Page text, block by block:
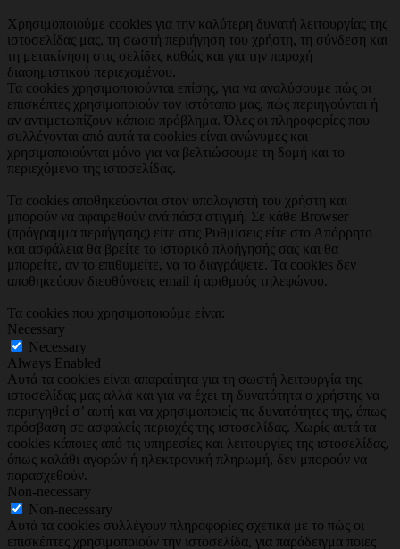
Χρησιμοποιούμε cookies για την καλύτερη δυνατή λειτουργίας της
ιστοσελίδας μας, τη σωστή περιήγηση του χρήστη, τη σύνδεση και
τη μετακίνηση στις σελίδες καθώς και για την παροχή
διαφημιστικού περιεχομένου.
Τα cookies χρησιμοποιούνται επίσης, για να αναλύσουμε πώς οι
επισκέπτες χρησιμοποιούν τον ιστότοπο μας, πώς περιηγούνται ή
αν αντιμετωπίζουν κάποιο πρόβλημα. Όλες οι πληροφορίες που
συλλέγονται από αυτά τα cookies είναι ανώνυμες και
χρησιμοποιούνται μόνο για να βελτιώσουμε τη δομή και το
περιεχόμενο της ιστοσελίδας.
Τα cookies αποθηκεύονται στον υπολογιστή του χρήστη και
μπορούν να αφαιρεθούν ανά πάσα στιγμή. Σε κάθε Browser
(πρόγραμμα περιήγησης) είτε στις Ρυθμίσεις είτε στο Απόρρητο
και ασφάλεια θα βρείτε το ιστορικό πλοήγησής σας και θα
μπορείτε, αν το επιθυμείτε, να το διαγράψετε. Τα cookies δεν
αποθηκεύουν διευθύνσεις email ή αριθμούς τηλεφώνου.
Τα cookies που χρησιμοποιούμε είναι:
Necessary
Necessary
Always Enabled
Αυτά τα cookies είναι απαραίτητα για τη σωστή λειτουργία της
ιστοσελίδας μας αλλά και για να έχει τη δυνατότητα ο χρήστης να
περιηγηθεί σ’ αυτή και να χρησιμοποιείς τις δυνατότητες της, όπως
πρόσβαση σε ασφαλείς περιοχές της ιστοσελίδας. Χωρίς αυτά τα
cookies κάποιες από τις υπηρεσίες και λειτουργίες της ιστοσελίδας,
όπως καλάθι αγορών ή ηλεκτρονική πληρωμή, δεν μπορούν να
παρασχεθούν.
Non-necessary
Non-necessary
Αυτά τα cookies συλλέγουν πληροφορίες σχετικά με το πώς οι
επισκέπτες χρησιμοποιούν την ιστοσελίδα, για παράδειγμα ποιες